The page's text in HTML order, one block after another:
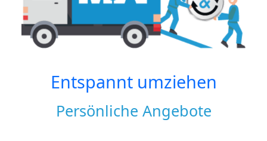
Entspannt umziehen
Persönliche Angebote